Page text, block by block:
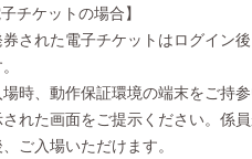
子チケットの場合】
された電子チケットはログイン後
場時、動作保証環境の端末をご持
れた画面をご提示ください。係
ご入場いただけます。